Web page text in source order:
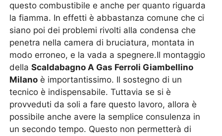
questo combustibile e anche per quanto riguarda
la fiamma. In effetti è abbastanza comune che ci
siano poi dei problemi rivolti alla condensa che
penetra nella camera di bruciatura, montata in
modo erroneo, e la vada a spegnere.Il montaggio
dellaScaldabagno A Gas Ferroli Giambellino
Milano è importantissimo. Il sostegno di un
tecnico è indispensabile. Tuttavia se si è
provveduti da soli a fare questo lavoro, allora è
possibile anche avere la semplice consulenza in
un secondo tempo. Questo non permetterà di